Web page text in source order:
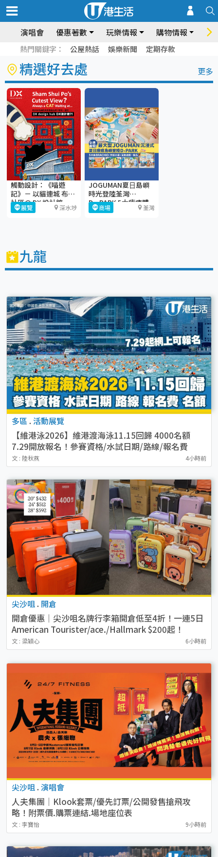
演唱會 優惠著數 玩樂情報 購物情報 飲
熱門關鍵字： 公屋熱話 娛樂新聞 定期存款
精選好去處 更多
觸動設計：《喵遊
記》－ 以貓連城 布繫
社區@ DX 設計館
展覽 深水埗
JOGUMAN夏⽇島嶼
時光登陸荃灣
D·PARK 5大療癒體
驗區+期間限定店
商場 荃灣
九龍
多區 . 活動展覽
【維港泳2026】維港渡海泳11.15回歸 4000名額
7.29開放報名！參賽資格/水試日期/路線/報名費
文 : 陸秋燕 4小時前
尖沙咀 . 開倉
開倉優惠｜尖沙咀名牌行李箱開倉低至4折！一連5日
American Tourister/ace./Hallmark $200起！
文 : 梁穎心 6小時前
尖沙咀 . 演唱會
人夫集團｜Klook套票/優先訂票/公開發售搶飛攻
略！附票價.購票連結.場地座位表
文 : 李寶怡 9小時前